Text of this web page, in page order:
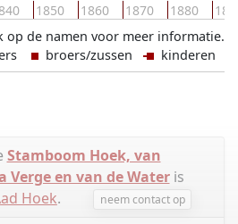
1850 1860 1870 1880
op de namen voor meer informatie.
broers/zussen kinderen
Stamboom Hoek, van
Verge en van de Wateris
Hoek. neem contact op